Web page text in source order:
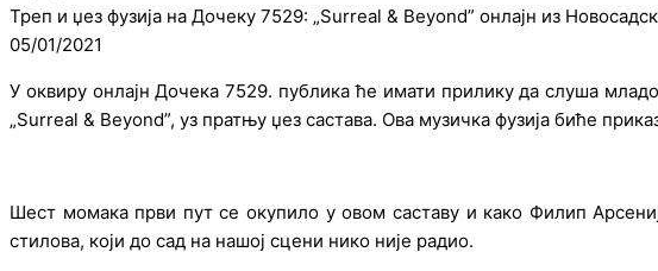
Треп и џез фузија на Дочеку 7529: „Surreal & Beyond” онлајн из
05/01/2021
У оквиру онлајн Дочека 7529. публика ће имати прилику да слуша
„Surreal & Beyond”, уз пратњу џез састава. Ова музичка фузија биће
Шест момака први пут се окупило у овом саставу и како Филип
стилова, који до сад на нашој сцени нико није радио.